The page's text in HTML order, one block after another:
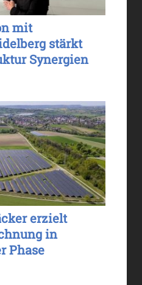
mit
stärkt
Synergien
erzielt
in
Phase